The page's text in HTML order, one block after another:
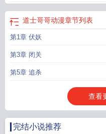
道士哥哥动漫章节列表
第1章 伏妖
第3章 闭关
第5章 追杀
查看
完结小说推荐